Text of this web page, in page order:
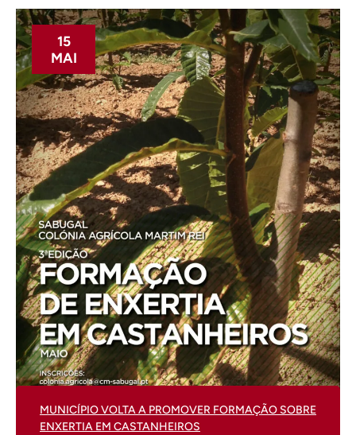
MUNICÍPIO VOLTA A PROMOVER FORMAÇÃO SOBRE
ENXERTIA EM CASTANHEIROS
15
MAI